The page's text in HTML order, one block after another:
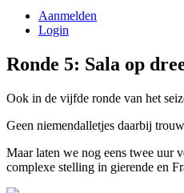
Aanmelden
Login
Ronde 5: Sala op
Ook in de vijfde ronde van het
Geen niemendalletjes daarbij
Maar laten we nog eens twee uur
complexe stelling in gierende en